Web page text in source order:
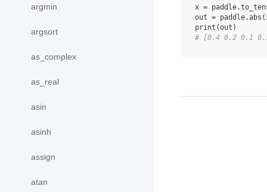
argmin
argsort
as_complex
as_real
asin
asinh
assign
atan
x = paddle.
out = paddle.abs (
print (out )
# [0.4 0.2 0.1